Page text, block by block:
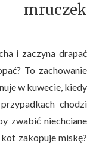
mruczek
i zaczyna drapać
To zachowanie
w kuwecie, kiedy
chodzi
zwabić niechciane
zakopuje miskę?